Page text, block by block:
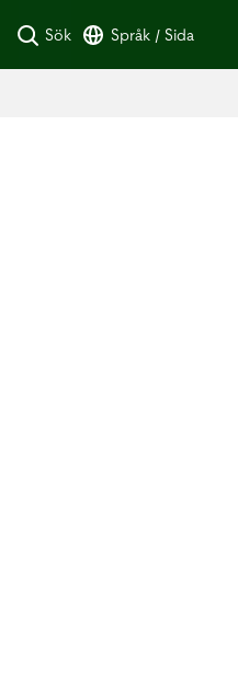
Sök Språk / Sida